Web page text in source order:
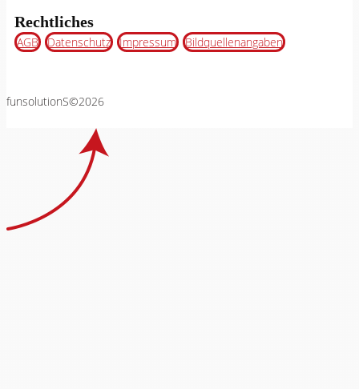
Rechtliches
AGB Datenschutz Impressum Bildquellenangaben
funsolutionS©2026